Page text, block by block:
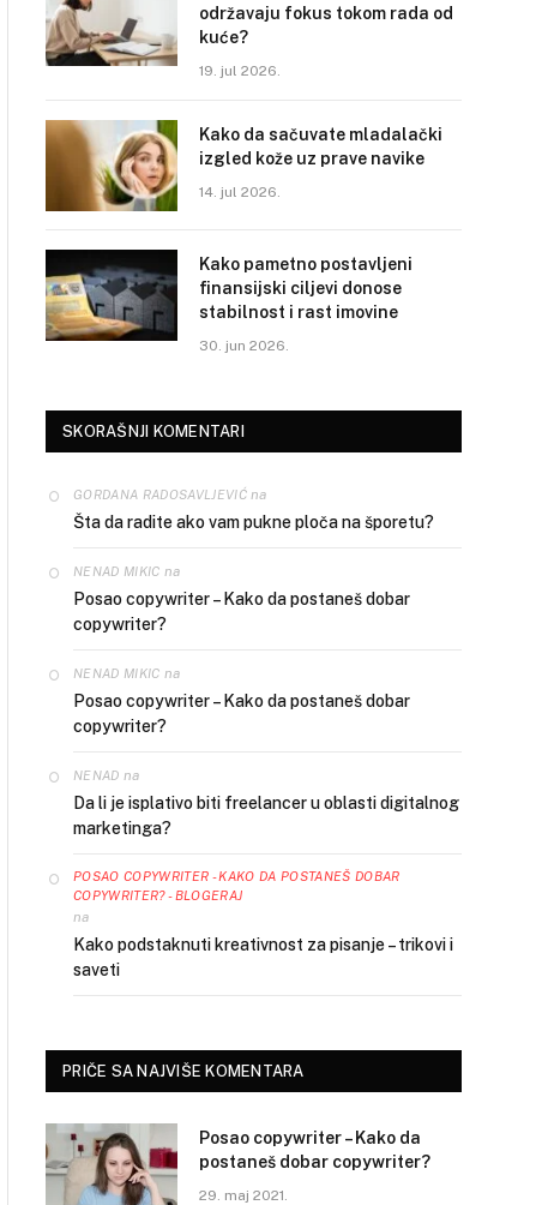
održavaju fokus tokom rada od
kuće?
19. jul 2026.
Kako da sačuvate mladalački
izgled kože uz prave navike
14. jul 2026.
Kako pametno postavljeni
finansijski ciljevi donose
stabilnost i rast imovine
30. jun 2026.
SKORAŠNJI KOMENTARI
GORDANA RADOSAVLJEVIĆna
Šta da radite ako vam pukne ploča na šporetu?
NENAD MIKIC na
Posao copywriter – Kako da postaneš dobar
copywriter?
NENAD MIKIC na
Posao copywriter – Kako da postaneš dobar
copywriter?
NENAD na
Da li je isplativo biti freelancer u oblasti digitalnog
marketinga?
POSAO COPYWRITER - KAKO DA POSTANEŠ DOBAR
COPYWRITER? - BLOGERAJ
na
Kako podstaknuti kreativnost za pisanje – trikovi i
saveti
PRIČE SA NAJVIŠE KOMENTARA
Posao copywriter – Kako da
postaneš dobar copywriter?
29. maj 2021.